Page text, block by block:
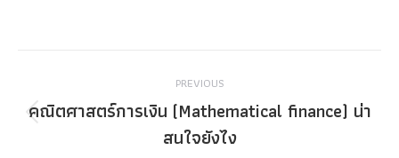
navigation
PREVIOUS
Previous
post:
คณิตศาสตร์การเงิน (Mathematical finance) น่า
สนใจยังไง